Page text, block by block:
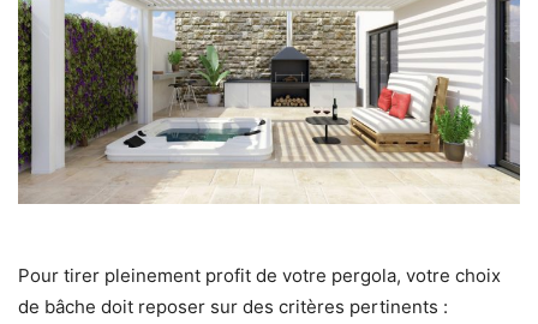
Pour tirer pleinement profit de votre pergola, votre choix
de bâche doit reposer sur des critères pertinents :